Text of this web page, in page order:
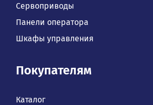
Сервоприводы
Панели оператора
Шкафы управления
Покупателям
Каталог